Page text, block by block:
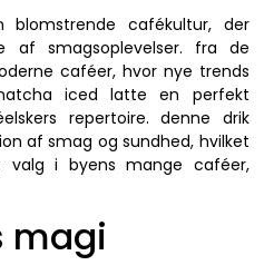
cafékultur, der
af smagsoplevelser. fra de
caféer, hvor nye trends
iced latte en perfekt
repertoire. denne drik
af smag og sundhed, hvilket
i byens mange caféer,
magi